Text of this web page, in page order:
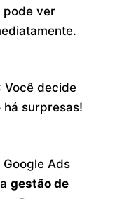
pode ver
Você decide
surpresas!
Ads
gestão de